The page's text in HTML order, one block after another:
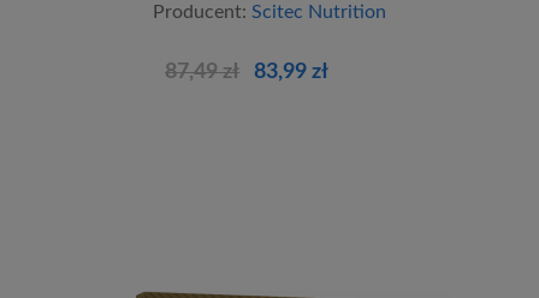
Producent: Scitec Nutrition
83,99 zł
87,49 zł